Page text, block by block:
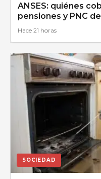
ANSES: quiénes
pensiones y PNC
Hace 21 horas
SOCIEDAD